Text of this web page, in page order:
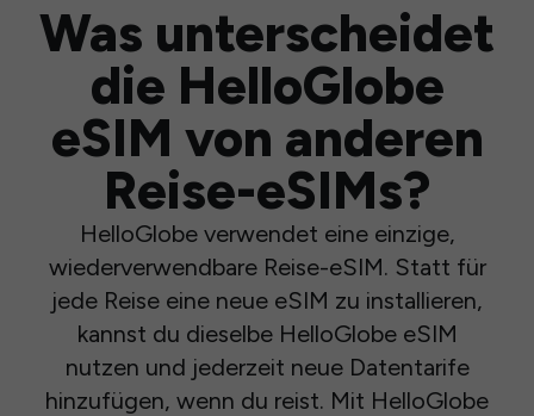
Was unterscheidet
die HelloGlobe
eSIM von anderen
Reise-eSIMs?
HelloGlobe verwendet eine einzige,
wiederverwendbare Reise-eSIM. Statt für
jede Reise eine neue eSIM zu installieren,
kannst du dieselbe HelloGlobe eSIM
nutzen und jederzeit neue Datentarife
hinzufügen, wenn du reist. Mit HelloGlobe